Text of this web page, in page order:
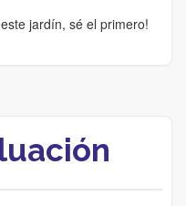
jardín, sé el primero!